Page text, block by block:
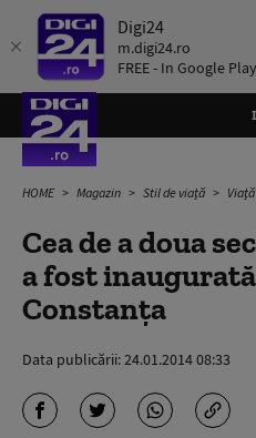
Digi24
m.digi24.ro
FREE - In Google Play
HOME Magazin Stil de viață
Cea de a doua
a fost
Constanța
Data publicării:24.01.2014 08:33